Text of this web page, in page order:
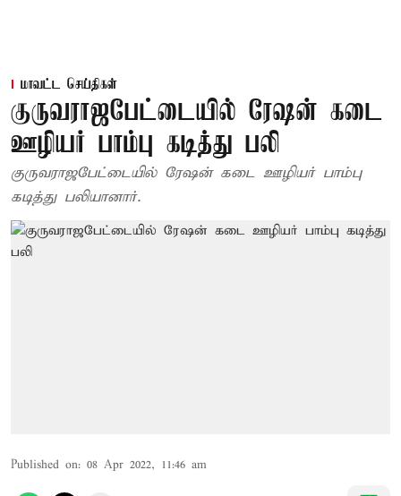
மாவட்ட செய்திகள்
குருவராஜபேட்டையில் ரேஷன் கடை
ஊழியர் பாம்பு கடித்து பலி
குருவராஜபேட்டையில் ரேஷன் கடை ஊழியர் பாம்பு
கடித்து பலியானார்.
Published on: 08 Apr 2022, 11:46 am